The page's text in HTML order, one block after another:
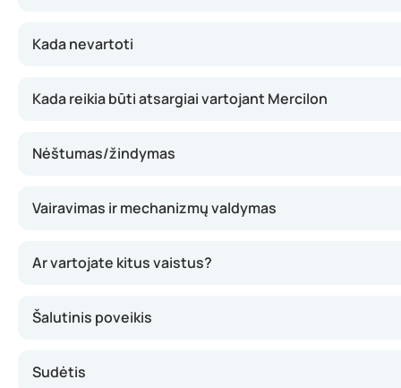
Kada nevartoti
Kada reikia būti atsargiai vartojant Mercilon
Nėštumas/žindymas
Vairavimas ir mechanizmų valdymas
Ar vartojate kitus vaistus?
Šalutinis poveikis
Sudėtis